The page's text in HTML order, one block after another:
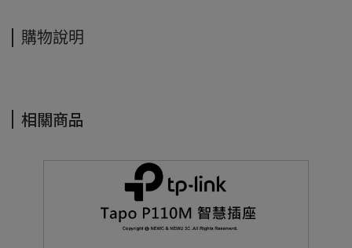
購物說明
相關商品